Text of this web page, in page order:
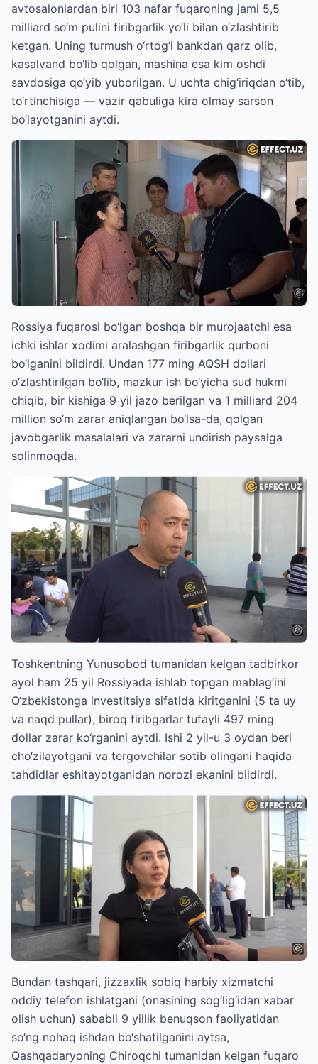
avtosalonlardan biri 103 nafar fuqaroning jami 5,5
milliard so‘m pulini firibgarlik yo‘li bilan o‘zlashtirib
ketgan. Uning turmush o‘rtog‘i bankdan qarz olib,
kasalvand bo‘lib qolgan, mashina esa kim oshdi
savdosiga qo‘yib yuborilgan. U uchta chig‘iriqdan o‘tib,
to‘rtinchisiga — vazir qabuliga kira olmay sarson
bo‘layotganini aytdi.
Rossiya fuqarosi bo‘lgan boshqa bir murojaatchi esa
ichki ishlar xodimi aralashgan firibgarlik qurboni
bo‘lganini bildirdi. Undan 177 ming AQSH dollari
o‘zlashtirilgan bo‘lib, mazkur ish bo‘yicha sud hukmi
chiqib, bir kishiga 9 yil jazo berilgan va 1 milliard 204
million so‘m zarar aniqlangan bo‘lsa-da, qolgan
javobgarlik masalalari va zararni undirish paysalga
solinmoqda.
Toshkentning Yunusobod tumanidan kelgan tadbirkor
ayol ham 25 yil Rossiyada ishlab topgan mablag‘ini
O‘zbekistonga investitsiya sifatida kiritganini (5 ta uy
va naqd pullar), biroq firibgarlar tufayli 497 ming
dollar zarar ko‘rganini aytdi. Ishi 2 yil-u 3 oydan beri
cho‘zilayotgani va tergovchilar sotib olingani haqida
tahdidlar eshitayotganidan norozi ekanini bildirdi.
Bundan tashqari, jizzaxlik sobiq harbiy xizmatchi
oddiy telefon ishlatgani (onasining sog‘lig‘idan xabar
olish uchun) sababli 9 yillik benuqson faoliyatidan
so‘ng nohaq ishdan bo‘shatilganini aytsa,
Qashqadaryoning Chiroqchi tumanidan kelgan fuqaro